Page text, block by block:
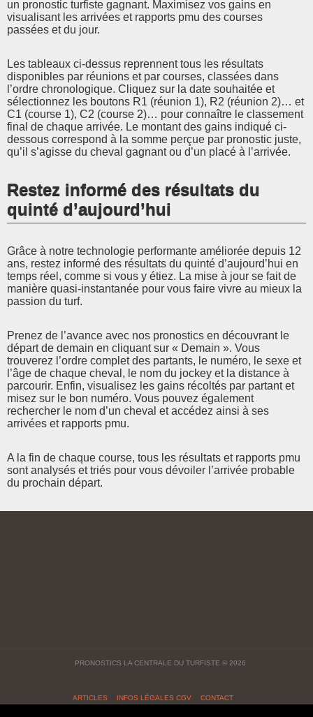
un pronostic turfiste gagnant. Maximisez vos gains en
visualisant les arrivées et rapports pmu des courses
passées et du jour.
Les tableaux ci-dessus reprennent tous les résultats
disponibles par réunions et par courses, classées dans
l’ordre chronologique. Cliquez sur la date souhaitée et
sélectionnez les boutons R1 (réunion 1), R2 (réunion 2)… et
C1 (course 1), C2 (course 2)… pour connaître le classement
final de chaque arrivée. Le montant des gains indiqué ci-
dessous correspond à la somme perçue par pronostic juste,
qu’il s’agisse du cheval gagnant ou d’un placé à l’arrivée.
Restez informé des résultats du
quinté d’aujourd’hui
Grâce à notre technologie performante améliorée depuis 12
ans, restez informé des résultats du quinté d’aujourd’hui en
temps réel, comme si vous y étiez. La mise à jour se fait de
manière quasi-instantanée pour vous faire vivre au mieux la
passion du turf.
Prenez de l’avance avec nos pronostics en découvrant le
départ de demain en cliquant sur « Demain ». Vous
trouverez l’ordre complet des partants, le numéro, le sexe et
l’âge de chaque cheval, le nom du jockey et la distance à
parcourir. Enfin, visualisez les gains récoltés par partant et
misez sur le bon numéro. Vous pouvez également
rechercher le nom d’un cheval et accédez ainsi à ses
arrivées et rapports pmu.
A la fin de chaque course, tous les résultats et rapports pmu
sont analysés et triés pour vous dévoiler l’arrivée probable
du prochain départ.
PRONOSTICS LA CENTRALE DU TURFISTE © 2026
ARTICLES INFOS LÉGALES CGV CONTACT